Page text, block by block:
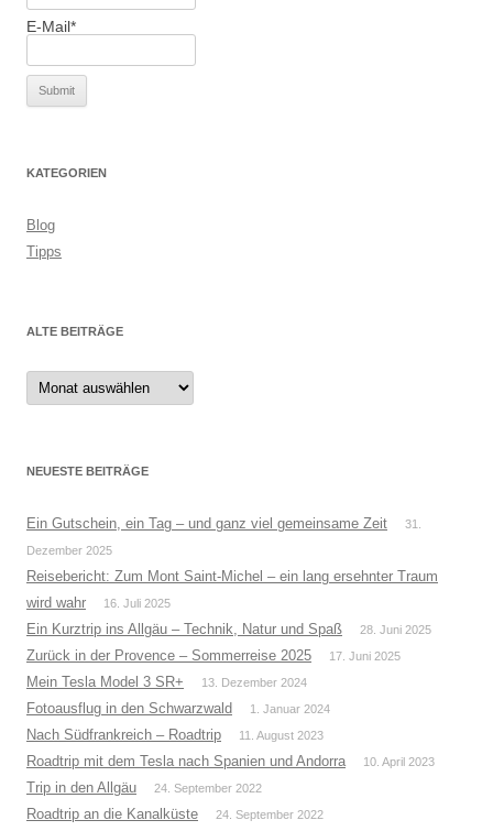
E-Mail*
KATEGORIEN
Blog
Tipps
ALTE BEITRÄGE
Alte
Beiträge
NEUESTE BEITRÄGE
Ein Gutschein, ein Tag – und ganz viel gemeinsame Zeit
31.
Dezember 2025
Reisebericht: Zum Mont Saint-Michel – ein lang ersehnter Traum
wird wahr
16. Juli 2025
Ein Kurztrip ins Allgäu – Technik, Natur und Spaß 28. Juni 2025
Zurück in der Provence – Sommerreise 2025 17. Juni 2025
Mein Tesla Model 3 SR+ 13. Dezember 2024
Fotoausflug in den Schwarzwald 1. Januar 2024
Nach Südfrankreich – Roadtrip 11. August 2023
Roadtrip mit dem Tesla nach Spanien und Andorra 10. April 2023
Trip in den Allgäu 24. September 2022
Roadtrip an die Kanalküste 24. September 2022